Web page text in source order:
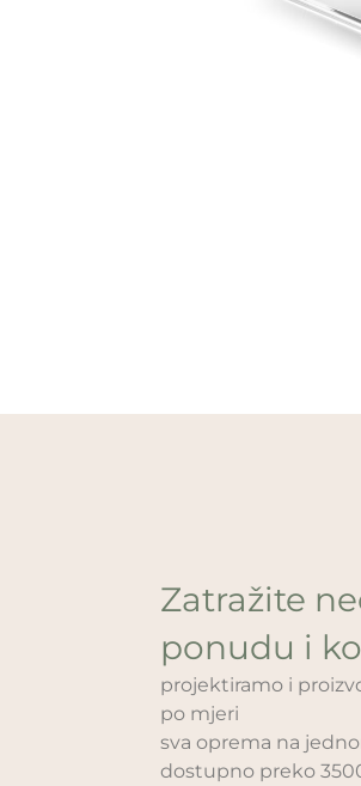
Zatražite
ponudu i
projektiramo i
po mjeri
sva oprema na
dostupno preko